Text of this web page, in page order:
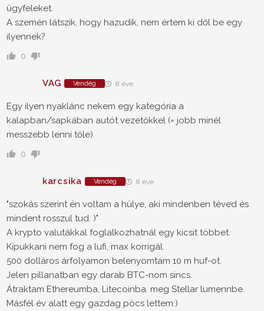
ügyfeleket.
A szemén látszik, hogy hazudik, nem értem ki dől be egy
ilyennek?
0
VAG Vendég 8 éve
Egy ilyen nyaklánc nekem egy kategória a
kalapban/sapkában autót vezetőkkel (= jobb minél
messzebb lenni tőle).
0
karcsika Vendég 8 éve
"szokás szerint én voltam a hülye, aki mindenben téved és
mindent rosszul tud. )"
A krypto valutákkal foglalkozhatnál egy kicsit többet.
Kipukkani nem fog a lufi, max korrigál.
500 dolláros árfolyamon belenyomtam 10 m huf-ot.
Jelen pillanatban egy darab BTC-nom sincs.
Átraktam Ethereumba, Litecoinba. meg Stellar lumennbe.
Másfél év alatt egy gazdag pöcs lettem:)